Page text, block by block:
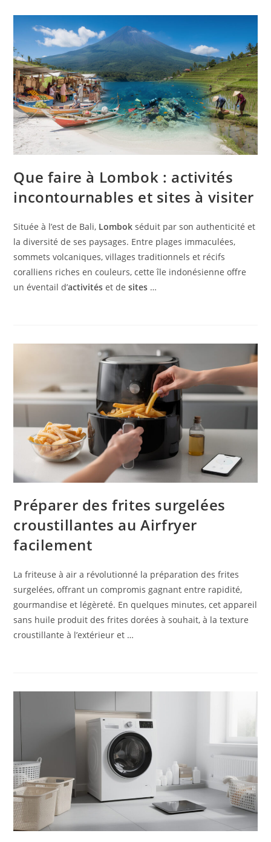
Que faire à Lombok : activités
incontournables et sites à visiter
Située à l’est de Bali, Lombok séduit par son authenticité et
la diversité de ses paysages. Entre plages immaculées,
sommets volcaniques, villages traditionnels et récifs
coralliens riches en couleurs, cette île indonésienne offre
un éventail d’activités et desites …
Préparer des frites surgelées
croustillantes au Airfryer
facilement
La friteuse à air a révolutionné la préparation des frites
surgelées, offrant un compromis gagnant entre rapidité,
gourmandise et légèreté. En quelques minutes, cet appareil
sans huile produit des frites dorées à souhait, à la texture
croustillante à l’extérieur et …